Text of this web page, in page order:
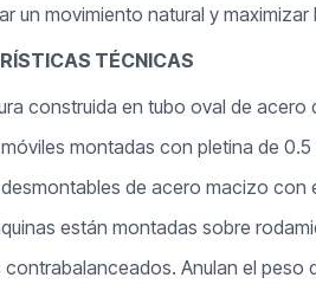
un movimiento natural y
TÉCNICAS
construida en tubo oval de acero
montadas con pletina de 0.5
de acero macizo con
están montadas sobre
contrabalanceados. Anulan el peso